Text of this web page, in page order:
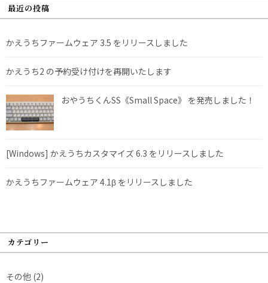
最近の投稿
かえうちファームウェア 3.5 をリリースしました
かえうち2 の予約受け付けを再開いたします
おやうちくんSS《Small Space》 を発売しました！
[Windows] かえうちカスタマイズ 6.3 をリリースしました
かえうちファームウェア 4.1β をリリースしました
カテゴリー
その他 (2)